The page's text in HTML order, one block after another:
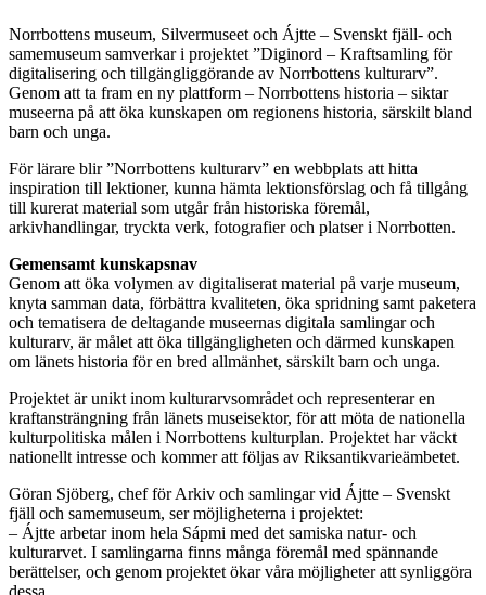
Norrbottens museum, Silvermuseet och Ájtte – Svenskt fjäll- och
samemuseum samverkar i projektet ”Diginord – Kraftsamling för
digitalisering och tillgängliggörande av Norrbottens kulturarv”.
Genom att ta fram en ny plattform – Norrbottens historia – siktar
museerna på att öka kunskapen om regionens historia, särskilt bland
barn och unga.
För lärare blir ”Norrbottens kulturarv” en webbplats att hitta
inspiration till lektioner, kunna hämta lektionsförslag och få tillgång
till kurerat material som utgår från historiska föremål,
arkivhandlingar, tryckta verk, fotografier och platser i Norrbotten.
Gemensamt kunskapsnav
Genom att öka volymen av digitaliserat material på varje museum,
knyta samman data, förbättra kvaliteten, öka spridning samt paketera
och tematisera de deltagande museernas digitala samlingar och
kulturarv, är målet att öka tillgängligheten och därmed kunskapen
om länets historia för en bred allmänhet, särskilt barn och unga.
Projektet är unikt inom kulturarvsområdet och representerar en
kraftansträngning från länets museisektor, för att möta de nationella
kulturpolitiska målen i Norrbottens kulturplan. Projektet har väckt
nationellt intresse och kommer att följas av Riksantikvarieämbetet.
Göran Sjöberg, chef för Arkiv och samlingar vid Ájtte – Svenskt
fjäll och samemuseum, ser möjligheterna i projektet:
– Ájtte arbetar inom hela Sápmi med det samiska natur- och
kulturarvet. I samlingarna finns många föremål med spännande
berättelser, och genom projektet ökar våra möjligheter att synliggöra